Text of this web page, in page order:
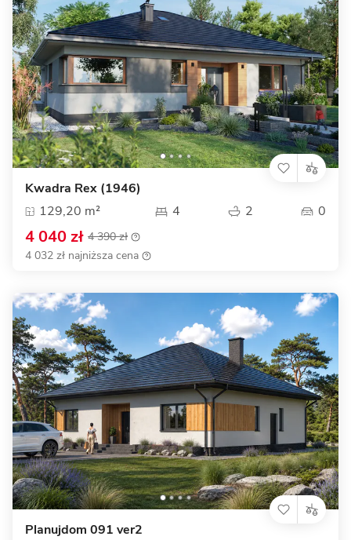
Kwadra Rex (1946)
129,20 m²
4 2 0
4 040 zł 4 390 zł
4 032 zł najniższa cena
Planujdom 091 ver2